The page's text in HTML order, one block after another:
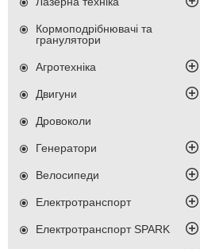
Кормоподрібнювачі та
гранулятори
Агротехніка
Двигуни
Дровоколи
Генератори
Велосипеди
Електротранспорт
Електротранспорт SPARK